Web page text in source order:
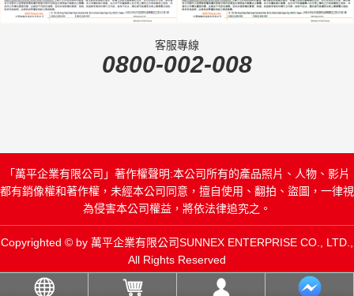
客服專線
0800-002-008
「萬平企業有限公司」著作權聲明:本公司所有的產品照片、人物、影片
都有銷像權和著作權，未經本公司同意，擅自使用、翻拍、盜圖，一律視
為侵害本公司權益，將依法律追究之。
Copyrighted © by 萬平企業有限公司SUNNEX ENTERPRISE CO., LTD.,
All Rights Reserved
DesignedMoste Studio